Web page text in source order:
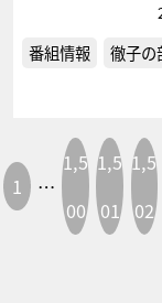
番組情報 徹子の
1 …
1,5
00
1,5
01
1,5
02